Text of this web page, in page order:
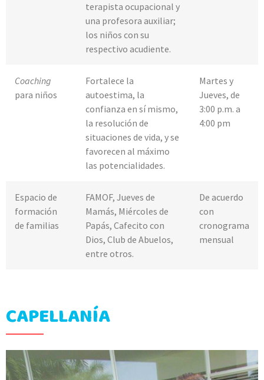
terapista ocupacional y
una profesora auxiliar;
los niños con su
respectivo acudiente.
Coaching
para niños
Fortalece la
autoestima, la
confianza en sí mismo,
la resolución de
situaciones de vida, y se
favorecen al máximo
las potencialidades.
Martes y
Jueves, de
3:00 p.m. a
4:00 pm
Espacio de
formación
de familias
FAMOF, Jueves de
Mamás, Miércoles de
Papás, Cafecito con
Dios, Club de Abuelos,
entre otros.
De acuerdo
con
cronograma
mensual
CAPELLANÍA